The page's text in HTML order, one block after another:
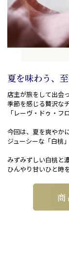
夏を味わう、
店主が旅をして出会
季節を感じる贅沢な
「レーヴ・ドゥ・フ
今回は、夏を爽やか
ジューシーな「白桃
みずみずしい白桃と
ひんやり甘いひと時